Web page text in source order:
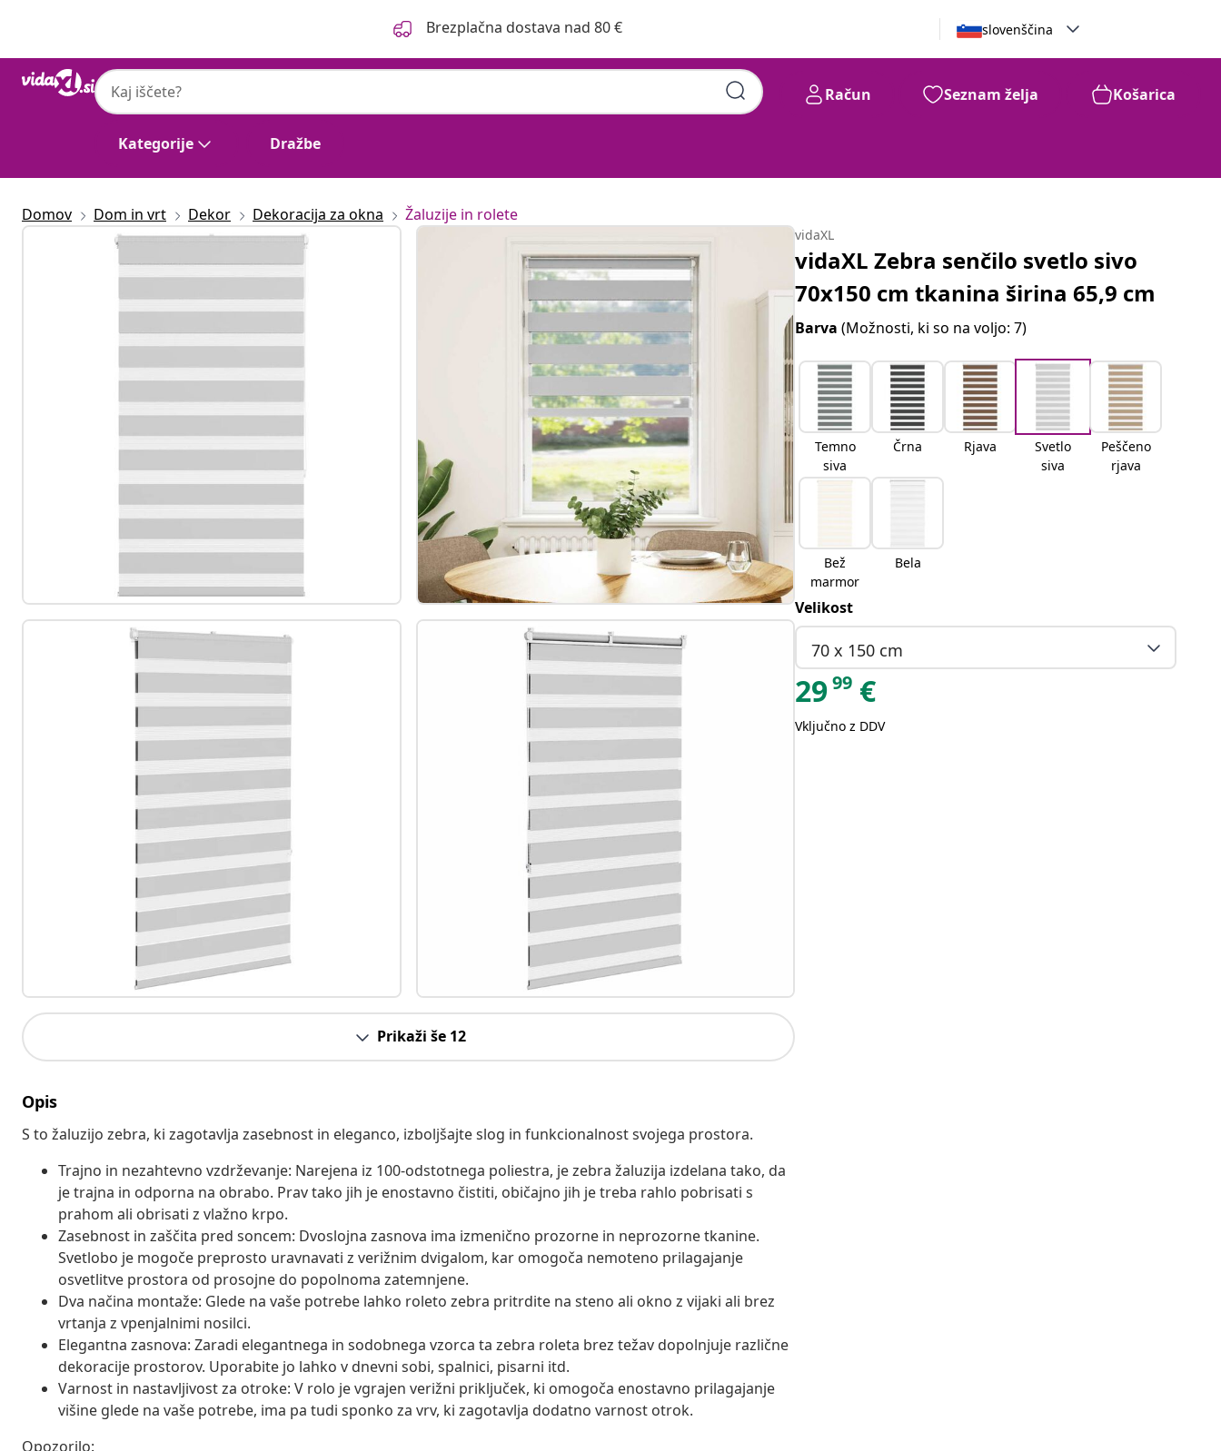
Brezplačna dostava nad 80 € slovenščina
Kategorije Dražbe
Račun Seznam želja Košarica
Domov Dom in vrt Dekor Dekoracija za okna Žaluzije in rolete
Prikaži še 12
Opis
S to žaluzijo zebra, ki zagotavlja zasebnost in eleganco, izboljšajte slog in funkcionalnost svojega prostora.
Trajno in nezahtevno vzdrževanje: Narejena iz 100-odstotnega poliestra, je zebra žaluzija izdelana tako, da
je trajna in odporna na obrabo. Prav tako jih je enostavno čistiti, običajno jih je treba rahlo pobrisati s
prahom ali obrisati z vlažno krpo.
Zasebnost in zaščita pred soncem: Dvoslojna zasnova ima izmenično prozorne in neprozorne tkanine.
Svetlobo je mogoče preprosto uravnavati z verižnim dvigalom, kar omogoča nemoteno prilagajanje
osvetlitve prostora od prosojne do popolnoma zatemnjene.
Dva načina montaže: Glede na vaše potrebe lahko roleto zebra pritrdite na steno ali okno z vijaki ali brez
vrtanja z vpenjalnimi nosilci.
Elegantna zasnova: Zaradi elegantnega in sodobnega vzorca ta zebra roleta brez težav dopolnjuje različne
dekoracije prostorov. Uporabite jo lahko v dnevni sobi, spalnici, pisarni itd.
Varnost in nastavljivost za otroke: V rolo je vgrajen verižni priključek, ki omogoča enostavno prilagajanje
višine glede na vaše potrebe, ima pa tudi sponko za vrv, ki zagotavlja dodatno varnost otrok.
Opozorilo:
vidaXL
vidaXL Zebra senčilo svetlo sivo
70x150 cm tkanina širina 65,9 cm
Barva(Možnosti, ki so na voljo: 7)
Temno
siva
Črna Rjava
Svetlo
siva
Peščeno
rjava
Bež
marmor
Bela
Velikost
70 x 150 cm
2999 €
Vključno z DDV